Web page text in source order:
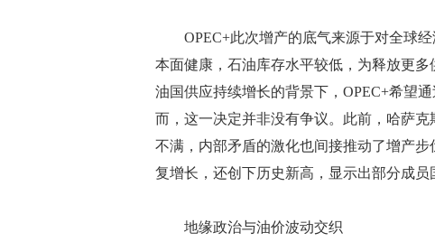
OPEC+此次增产的底气来源于对全球经
本面健康，石油库存水平较低，为释放更
油国供应持续增长的背景下，OPEC+希望
而，这一决定并非没有争议。此前，哈萨
不满，内部矛盾的激化也间接推动了增产
复增长，还创下历史新高，显示出部分成员
地缘政治与油价波动交织